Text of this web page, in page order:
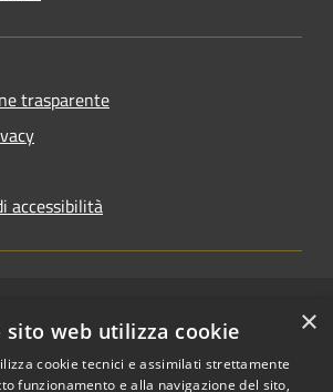
trasparente
accessibilità
Copyright © 2026 • Comune di
Riccione • Powered by
Municipium•Accesso
×
sito web utilizza cookie
cookie tecnici e assimilati strettamente
funzionamento e alla navigazione del sito,